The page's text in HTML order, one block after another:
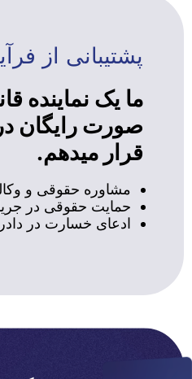
پشتیبانی از
ما یک نماینده
صورت رایگان
قرار میدهم.
مشاوره حقوقی و
حمایت حقوقی در
ادعای خسارت در